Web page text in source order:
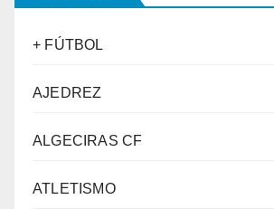
+ FÚTBOL
AJEDREZ
ALGECIRAS CF
ATLETISMO